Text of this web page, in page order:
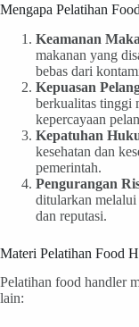
Mengapa Pelatihan
Keamanan
makanan yang
bebas dari
Kepuasan
berkualitas tinggi
kepercayaan
Kepatuhan
kesehatan dan
pemerintah.
Pengurangan
ditularkan melalui
dan reputasi.
Materi Pelatihan Food
Pelatihan food handler
lain: